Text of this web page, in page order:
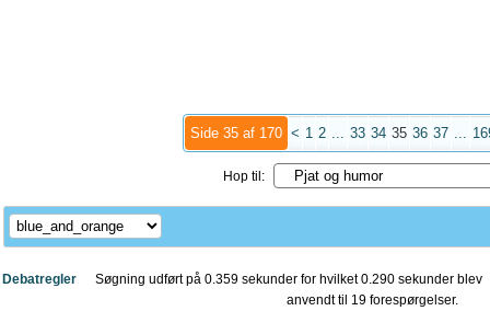
Side 35 af 170 < 1 2 ... 33 34 35 36 37 ...
Hop til:
Debatregler
Søgning udført på 0.359 sekunder for hvilket 0.290 sekunder blev
anvendt til 19 forespørgelser.